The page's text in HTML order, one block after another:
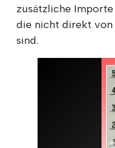
zusätzliche Importe
die nicht direkt
sind.